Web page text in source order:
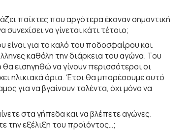
παίκτες που αργότερα έκαναν σημαντική
να γίνεται κάτι τέτοιο;
είναι για το καλό του ποδοσφαίρου και
καθόλη την διάρκεια του αγώνα. Του
εισηγηθώ να γίνουν περισσότεροι οι
ηλικιακά όρια. Έτσι θα μπορέσουμε αυτό
για να βγαίνουν ταλέντα, όχι μόνο να
στα γήπεδα και να βλέπετε αγώνες.
την εξέλιξη του προϊόντος…;